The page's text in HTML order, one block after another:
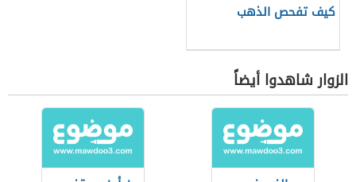
كيف تفحص الذهب
الزوار شاهدوا أيضاً